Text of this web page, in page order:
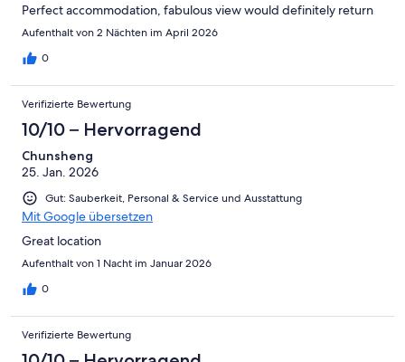
Perfect accommodation, fabulous view would definitely return
Aufenthalt von 2 Nächten im April 2026
0
Verifizierte Bewertung
10/10 – Hervorragend
Chunsheng
25. Jan. 2026
Gut: Sauberkeit, Personal & Service und Ausstattung
Mit Google übersetzen
Great location
Aufenthalt von 1 Nacht im Januar 2026
0
Verifizierte Bewertung